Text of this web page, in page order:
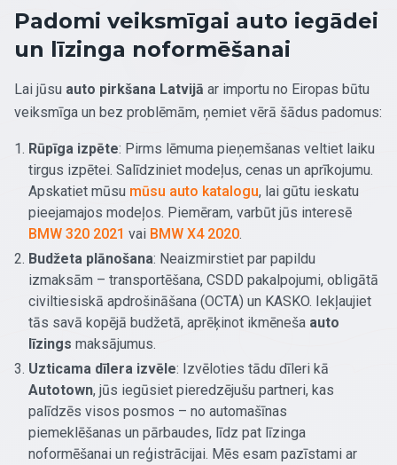
Padomi veiksmīgai auto iegādei
un līzinga noformēšanai
Lai jūsu auto pirkšana Latvijā ar importu no Eiropas būtu
veiksmīga un bez problēmām, ņemiet vērā šādus padomus:
Rūpīga izpēte: Pirms lēmuma pieņemšanas veltiet laiku
tirgus izpētei. Salīdziniet modeļus, cenas un aprīkojumu.
Apskatiet mūsu mūsu auto katalogu, lai gūtu ieskatu
pieejamajos modeļos. Piemēram, varbūt jūs interesē
BMW 320 2021 vai BMW X4 2020.
Budžeta plānošana: Neaizmirstiet par papildu
izmaksām – transportēšana, CSDD pakalpojumi, obligātā
civiltiesiskā apdrošināšana (OCTA) un KASKO. Iekļaujiet
tās savā kopējā budžetā, aprēķinot ikmēneša auto
līzings maksājumus.
Uzticama dīlera izvēle: Izvēloties tādu dīleri kā
Autotown, jūs iegūsiet pieredzējušu partneri, kas
palīdzēs visos posmos – no automašīnas
piemeklēšanas un pārbaudes, līdz pat līzinga
noformēšanai un reģistrācijai. Mēs esam pazīstami ar